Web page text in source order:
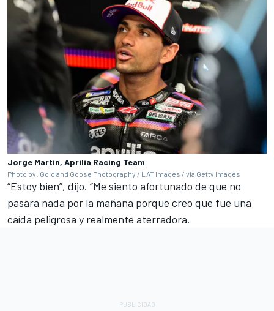
Jorge Martin, Aprilia Racing Team
Photo by: Gold and Goose Photography / LAT Images / via Getty Images
“Estoy bien”, dijo. “Me siento afortunado de que no
pasara nada por la mañana porque creo que fue una
caída peligrosa y realmente aterradora.